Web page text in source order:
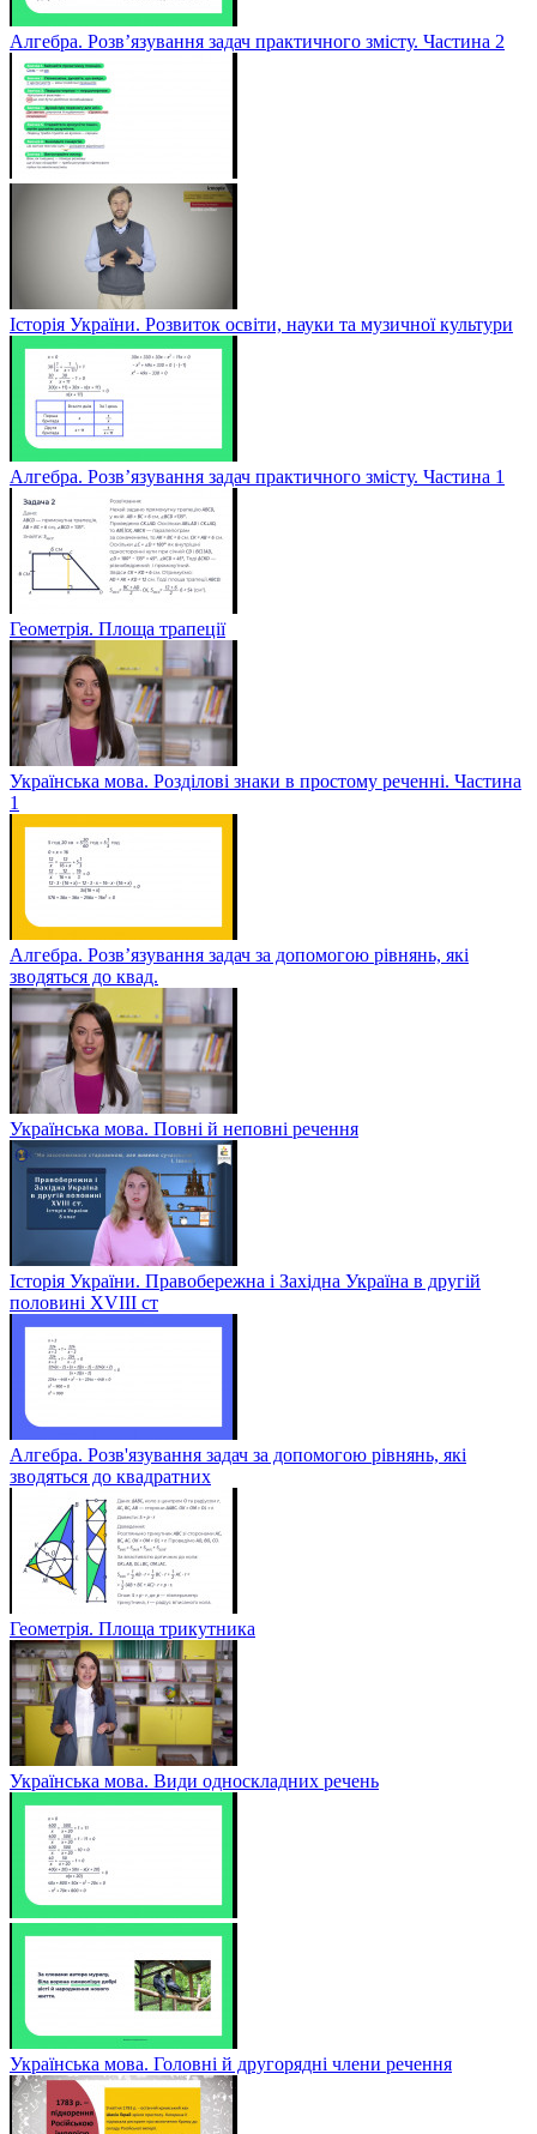
Алгебра. Розв’язування задач практичного змісту. Частина 2
Історія України. Розвиток освіти, науки та музичної культури
Алгебра. Розв’язування задач практичного змісту. Частина 1
Геометрія. Площа трапеції
Українська мова. Розділові знаки в простому реченні. Частина
1
Алгебра. Розв’язування задач за допомогою рівнянь, які
зводяться до квад.
Українська мова. Повні й неповні речення
Історія України. Правобережна і Західна Україна в другій
половині XVIII ст
Алгебра. Розв'язування задач за допомогою рівнянь, які
зводяться до квадратних
Геометрія. Площа трикутника
Українська мова. Види односкладних речень
Українська мова. Головні й другорядні члени речення